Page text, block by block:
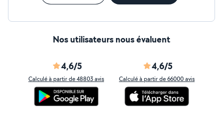
Nos utilisateurs nous évaluent
4,6/5
Calculé à partir de 48803 avis
4,6/5
Calculé à partir de 66000 avis